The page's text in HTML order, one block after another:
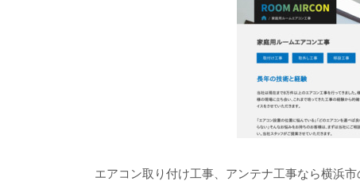
エアコン取り付け工事、アンテナ工事なら横浜